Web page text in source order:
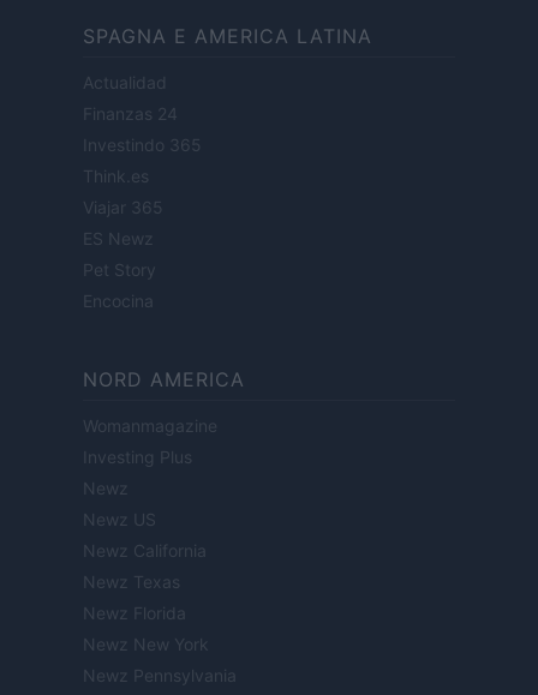
SPAGNA E AMERICA LATINA
Actualidad
Finanzas 24
Investindo 365
Think.es
Viajar 365
ES Newz
Pet Story
Encocina
NORD AMERICA
Womanmagazine
Investing Plus
Newz
Newz US
Newz California
Newz Texas
Newz Florida
Newz New York
Newz Pennsylvania